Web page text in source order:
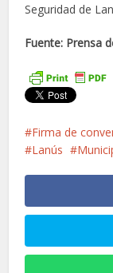
Seguridad de
Fuente: Prensa
Firma de
Lanús